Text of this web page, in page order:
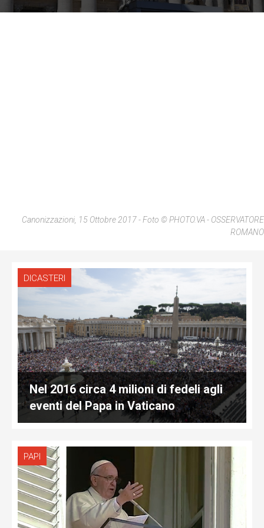
Canonizzazioni, 15 Ottobre 2017 - Foto © PHOTO.VA - OSSERVATORE
ROMANO
DICASTERI
Nel 2016 circa 4 milioni di fedeli agli
eventi del Papa in Vaticano
PAPI